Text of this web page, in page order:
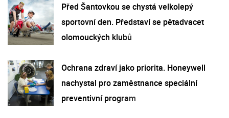
Před Šantovkou se chystá velkolepý
sportovní den. Představí se pětadvacet
olomouckých klubů
Ochrana zdraví jako priorita. Honeywell
nachystal pro zaměstnance speciální
preventivní program